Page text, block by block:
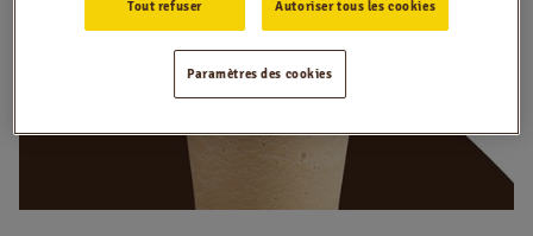
Application
Contact
Jobs
Tout refuser Autoriser tous les cookies
Paramètres des cookies